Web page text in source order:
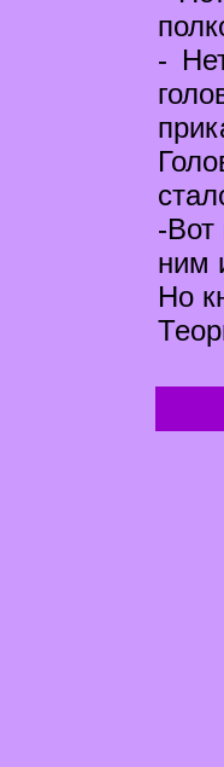
-
-Вот
ним
Но